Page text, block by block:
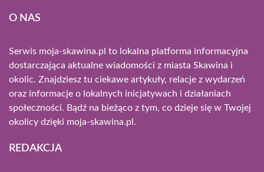
O NAS
Serwis moja-skawina.pl to lokalna platforma informacyjna
dostarczająca aktualne wiadomości z miasta Skawina i
okolic. Znajdziesz tu ciekawe artykuły, relacje z wydarzeń
oraz informacje o lokalnych inicjatywach i działaniach
społeczności. Bądź na bieżąco z tym, co dzieje się w Twojej
okolicy dzięki moja-skawina.pl.
REDAKCJA